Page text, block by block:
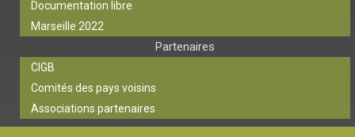
Documentation libre
Marseille 2022
Partenaires
CIGB
Comités des pays voisins
Associations partenaires